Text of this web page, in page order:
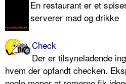
En restaurant er et
serverer mad og drikke
Check
Der er tilsyneladende
hvem der opfandt checken.